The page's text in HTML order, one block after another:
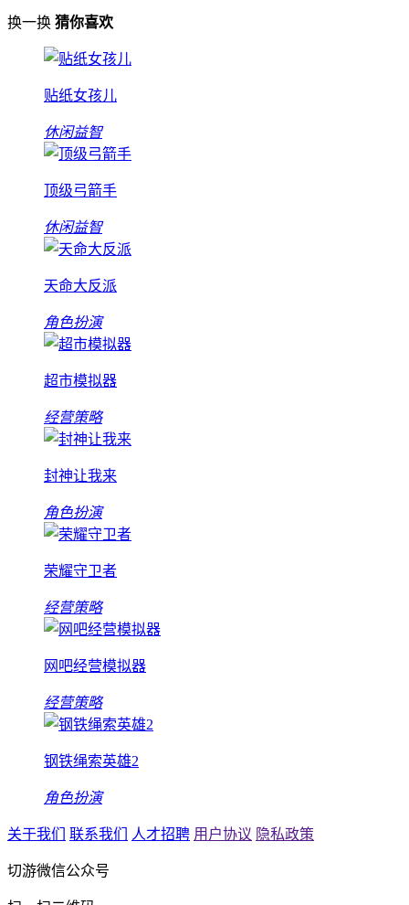
换一换 猜你喜欢
贴纸女孩儿
休闲益智
顶级弓箭手
休闲益智
天命大反派
角色扮演
超市模拟器
经营策略
封神让我来
角色扮演
荣耀守卫者
经营策略
网吧经营模拟器
经营策略
钢铁绳索英雄2
角色扮演
关于我们 联系我们 人才招聘 用户协议 隐私政策
切游微信公众号